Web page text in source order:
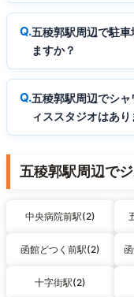
五稜郭駅周辺で駐
ますか？
五稜郭駅周辺でシ
ィススタジオはあり
五稜郭駅周辺で
中央病院前駅(2)
函館どつく前駅(2)
十字街駅(2)